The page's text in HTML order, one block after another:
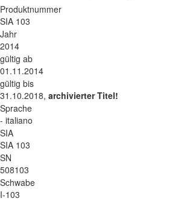
Produktnummer
SIA 103
Jahr
2014
gültig ab
01.11.2014
gültig bis
31.10.2018, archivierter Titel!
Sprache
- italiano
SIA
SIA 103
SN
508103
Schwabe
I-103